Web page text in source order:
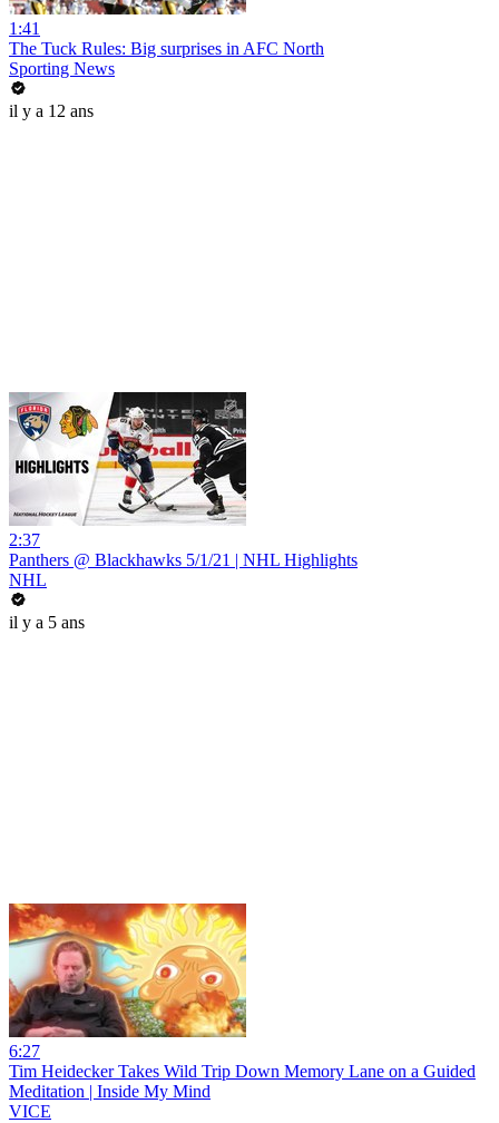
1:41
The Tuck Rules: Big surprises in AFC North
Sporting News
il y a 12 ans
2:37
Panthers @ Blackhawks 5/1/21 | NHL Highlights
NHL
il y a 5 ans
6:27
Tim Heidecker Takes Wild Trip Down Memory Lane on a Guided
Meditation | Inside My Mind
VICE